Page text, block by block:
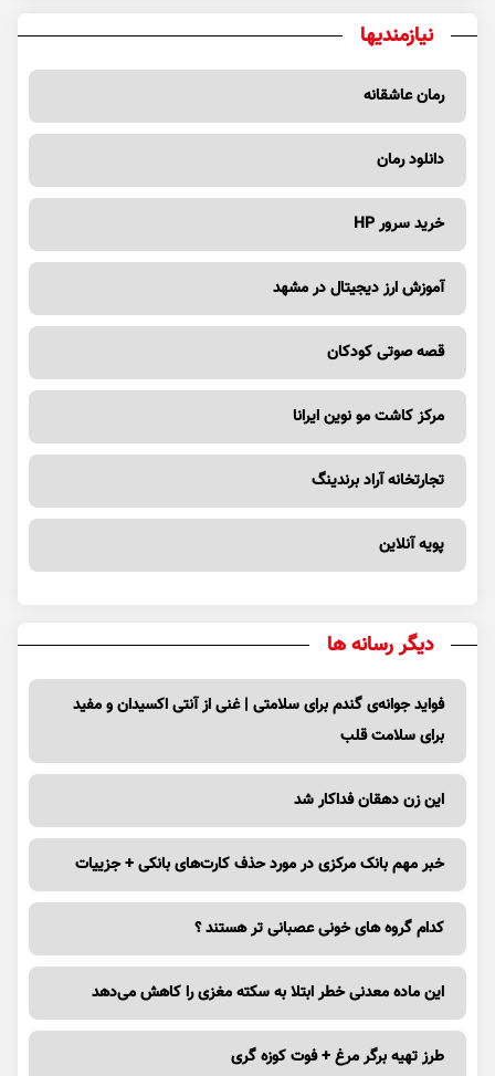
نیازمندیها
رمان عاشقانه
دانلود رمان
خرید سرور HP
آموزش ارز دیجیتال در مشهد
قصه صوتی کودکان
مرکز کاشت مو نوین ایرانا
تجارتخانه آراد برندینگ
پویه آنلاین
دیگر رسانه ها
فواید جوانه‌ی گندم برای سلامتی | غنی از آنتی اکسیدان و مفید
برای سلامت قلب
این زن دهقان فداکار شد
خبر مهم بانک مرکزی در مورد حذف کارت‌های بانکی + جزییات
کدام گروه های خونی عصبانی تر هستند ؟
این ماده معدنی خطر ابتلا به سکته مغزی را کاهش می‌دهد
طرز تهیه برگر مرغ + فوت کوزه گری